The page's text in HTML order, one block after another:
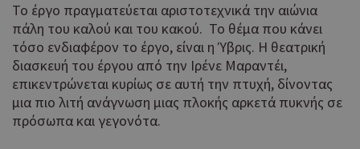
Το έργο πραγματεύεται αριστοτεχνικά την αιώνια
πάλη του καλού και του κακού. Το θέμα που κάνει
τόσο ενδιαφέρον το έργο, είναι η Ύβρις. Η θεατρική
διασκευή του έργου από την Ιρένε Μαραντέι,
επικεντρώνεται κυρίως σε αυτή την πτυχή, δίνοντας
μια πιο λιτή ανάγνωση μιας πλοκής αρκετά πυκνής σε
πρόσωπα και γεγονότα.